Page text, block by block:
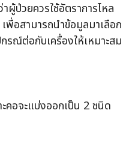
ผู้ป่วยควรใช้อัตราการไหล
อสามารถนำข้อมูลมาเลือก
รณ์ต่อกับเครื่องให้เหมาะสม
คอจะแบ่งออกเป็น 2 ชนิด